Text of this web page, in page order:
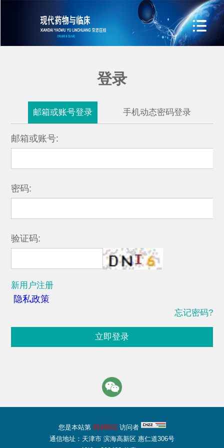
登录
邮箱或账号登录 手机动态密码登录
邮箱或账号:
密码:
验证码:
新用户注册
隐私政策
忘记密码?
立即登录
您是本站第 8549502访问者
通信地址：天津市 滨海高新区 惠仁道306号